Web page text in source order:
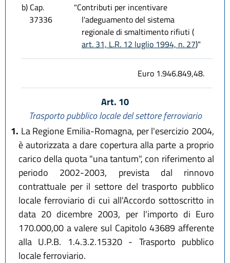
b) Cap.
37336
"Contributi per incentivare
l'adeguamento del sistema
regionale di smaltimento rifiuti (
art. 31, L.R. 12 luglio 1994, n. 27)"
Euro 1.946.849,48.
Art. 10
Trasporto pubblico locale del settore ferroviario
1. La Regione Emilia-Romagna, per l'esercizio 2004,
è autorizzata a dare copertura alla parte a proprio
carico della quota "una tantum", con riferimento al
periodo 2002-2003, prevista dal rinnovo
contrattuale per il settore del trasporto pubblico
locale ferroviario di cui all'Accordo sottoscritto in
data 20 dicembre 2003, per l'importo di Euro
170.000,00 a valere sul Capitolo 43689 afferente
alla U.P.B. 1.4.3.2.15320 - Trasporto pubblico
locale ferroviario.